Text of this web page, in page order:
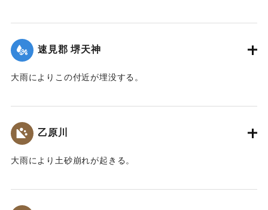
｜固有コード:00201008
速見郡 堺天神
大雨によりこの付近が埋没する。
｜固有コード:00201009
乙原川
大雨により土砂崩れが起きる。
｜固有コード:00201001